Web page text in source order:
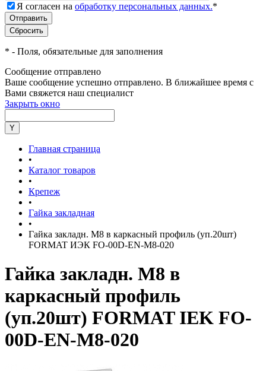
Я согласен на обработку персональных данных.*
* - Поля, обязательные для заполнения
Сообщение отправлено
Ваше сообщение успешно отправлено. В ближайшее время с
Вами свяжется наш специалист
Закрыть окно
Главная страница
•
Каталог товаров
•
Крепеж
•
Гайка закладная
•
Гайка закладн. М8 в каркасный профиль (уп.20шт)
FORMAT ИЭК FO-00D-EN-M8-020
Гайка закладн. М8 в
каркасный профиль
(уп.20шт) FORMAT IEK FO-
00D-EN-M8-020